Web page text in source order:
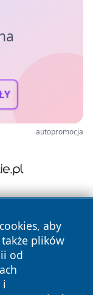
autopromocja
aby
także plików
od
i
zastrzeżone.